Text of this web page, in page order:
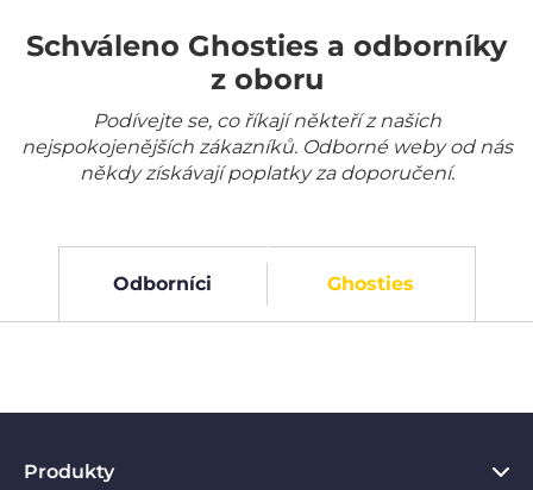
Schváleno Ghosties a odborníky
z oboru
Podívejte se, co říkají někteří z našich
nejspokojenějších zákazníků. Odborné weby od nás
někdy získávají poplatky za doporučení.
Odborníci Ghosties
Produkty